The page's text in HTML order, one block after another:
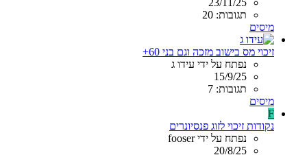
תגובות: 20
מיסים
זיכוי מס בישוב מזכה וגם בני 60+
נפתח על ידי עידו ג
15/9/25
תגובות: 7
מיסים
F
נקודות זיכוי לזוג פנסיונרים
נפתח על ידי fooser
20/8/25